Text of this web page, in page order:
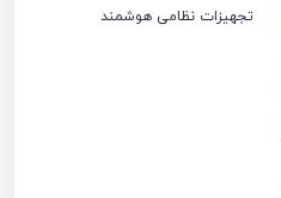
تجهیزات نظامی هوشمند